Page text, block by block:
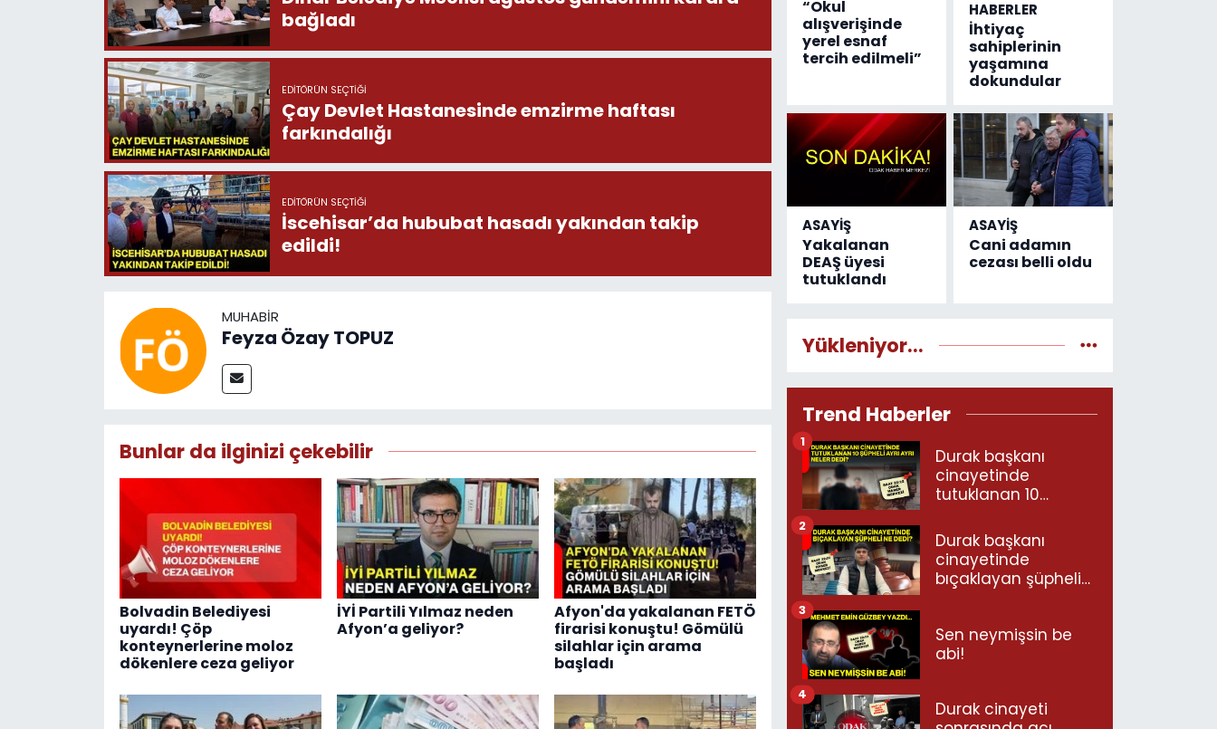
bağladı
EDITÖRÜN SEÇTIĞI
Çay Devlet Hastanesinde emzirme haftası
farkındalığı
EDITÖRÜN SEÇTIĞI
İscehisar’da hububat hasadı yakından takip
edildi!
MUHABIR
Feyza Özay TOPUZ
Bunlar da ilginizi çekebilir
Bolvadin Belediyesi
uyardı! Çöp
konteynerlerine moloz
dökenlere ceza geliyor
İYİ Partili Yılmaz neden
Afyon’a geliyor?
Afyon'da yakalanan FETÖ
firarisi konuştu! Gömülü
silahlar için arama
başladı
“Okul
alışverişinde
yerel esnaf
tercih edilmeli”
HABERLER
İhtiyaç
sahiplerinin
yaşamına
dokundular
ASAYİŞ
Yakalanan
DEAŞ üyesi
tutuklandı
ASAYİŞ
Cani adamın
cezası belli oldu
Yükleniyor...
Trend Haberler
Durak başkanı
cinayetinde
tutuklanan 10
neler dedi?
1
Durak başkanı
cinayetinde
bıçaklayan şüpheli
2
Sen neymişsin be
abi!
3
Durak cinayeti
4